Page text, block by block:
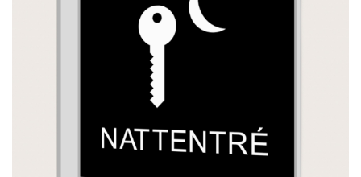
Till kassan